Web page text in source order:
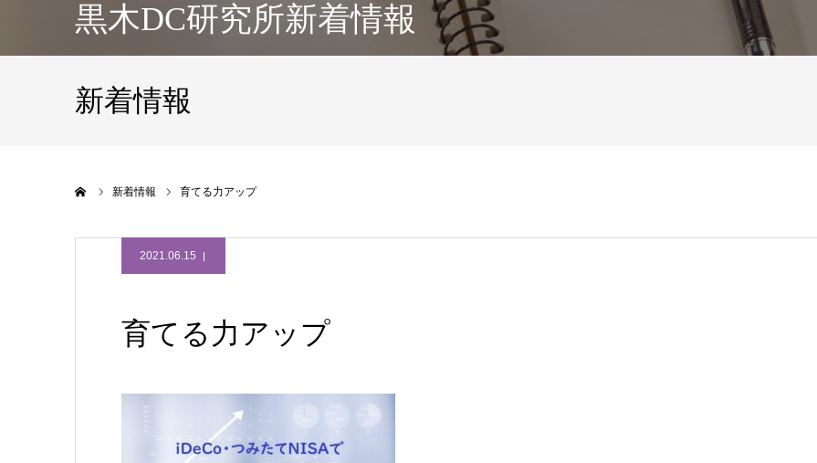
黒木DC研究所新着情報
新着情報
新着情報 育てる力アップ
2021.06.15
育てる力アップ